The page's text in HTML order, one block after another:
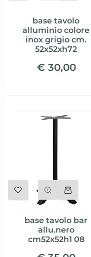
base tavolo
alluminio colore
inox grigio cm.
52x52xh72
€ 30,00
base tavolo bar
allu.nero
cm52x52h1 08